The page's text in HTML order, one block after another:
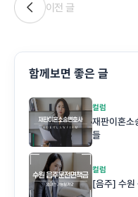
이전 글
함께보면 좋은 글
컬럼
재판이혼소
들
컬럼
[음주] 수원